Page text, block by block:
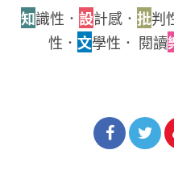
知識性． 設計感． 批判
性． 文學性． 閱讀